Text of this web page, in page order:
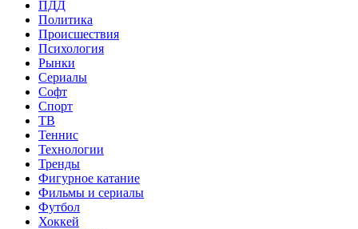
ПДД
Политика
Происшествия
Психология
Рынки
Сериалы
Софт
Спорт
ТВ
Теннис
Технологии
Тренды
Фигурное катание
Фильмы и сериалы
Футбол
Хоккей